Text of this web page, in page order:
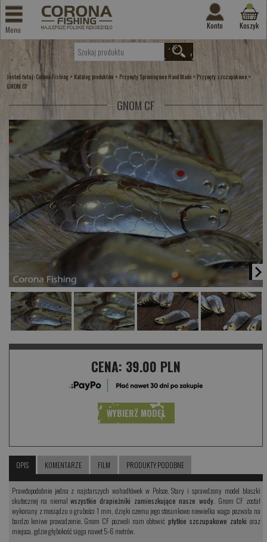
Menu Konto Koszyk
Jesteś tutaj: Corona-Fishing > Katalog produktów > Przynęty Spinningowe Hand Made > Przynęty szczupakowe >
GNOM CF
GNOM CF
CENA: 39.00 PLN
WYBIERZ MODEL
OPIS KOMENTARZE FILM PRODUKTY PODOBNE
Prawdopodobnie jedna z najstarszych wahadłówek w Polsce. Stary i sprawdzony model blaszki
skutecznej na niemal wszystkie drapieżniki zamieszkujące nasze wody. Gnom CF został
wykonany z mosiądzu o grubości 1 mm, dzięki czemu jego stosunkowo niewielka waga pozwala na
bardzo leniwe prowadzenie. Gnom CF pozwoli nam obłowić płytkie szczupakowe zatoki oraz
miejsca, gdzie głębokość sięga nawet 5-6 metrów.